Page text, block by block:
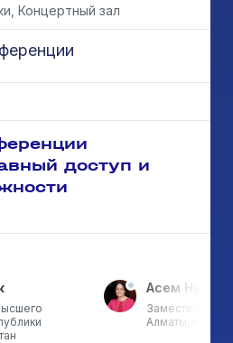
Концертный зал
доступ и
Асем
Заместитель
Алматы,